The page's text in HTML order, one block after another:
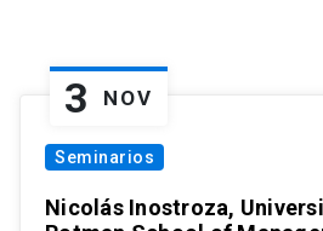
3 NOV
Seminarios
Nicolás Inostroza,